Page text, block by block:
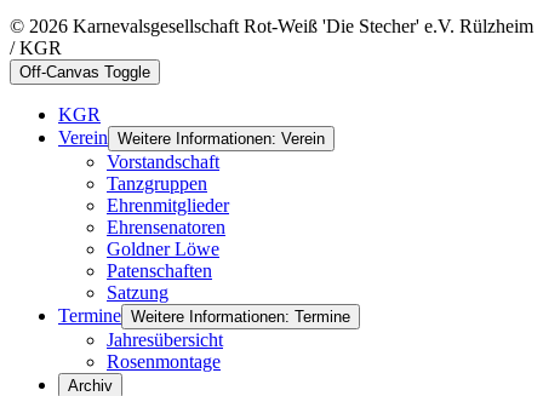
© 2026 Karnevalsgesellschaft Rot-Weiß 'Die Stecher' e.V. Rülzheim
/ KGR
Off-Canvas Toggle
KGR
Verein Weitere Informationen: Verein
Vorstandschaft
Tanzgruppen
Ehrenmitglieder
Ehrensenatoren
Goldner Löwe
Patenschaften
Satzung
Termine Weitere Informationen: Termine
Jahresübersicht
Rosenmontage
Archiv